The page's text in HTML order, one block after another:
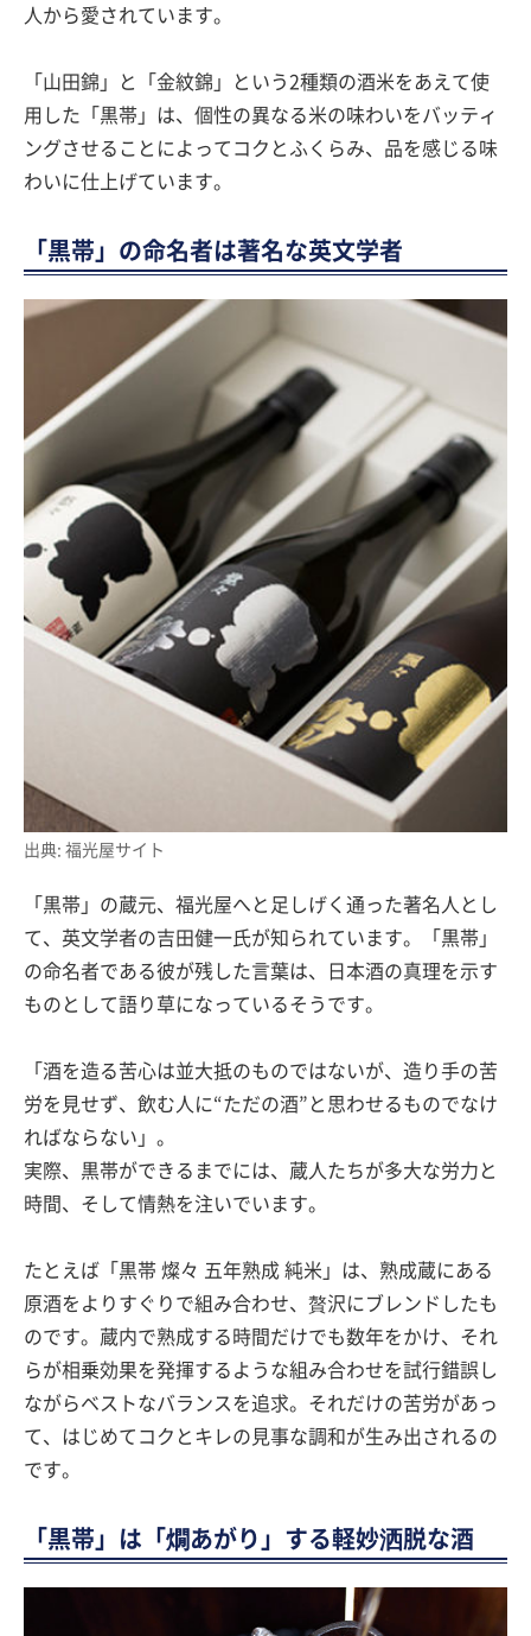
人から愛されています。
「山田錦」と「金紋錦」という2種類の酒米をあえて使
用した「黒帯」は、個性の異なる米の味わいをバッティ
ングさせることによってコクとふくらみ、品を感じる味
わいに仕上げています。
「黒帯」の命名者は著名な英文学者
出典: 福光屋サイト
「黒帯」の蔵元、福光屋へと足しげく通った著名人とし
て、英文学者の吉田健一氏が知られています。「黒帯」
の命名者である彼が残した言葉は、日本酒の真理を示す
ものとして語り草になっているそうです。
「酒を造る苦心は並大抵のものではないが、造り手の苦
労を見せず、飲む人に“ただの酒”と思わせるものでなけ
ればならない」。
実際、黒帯ができるまでには、蔵人たちが多大な労力と
時間、そして情熱を注いでいます。
たとえば「黒帯 燦々 五年熟成 純米」は、熟成蔵にある
原酒をよりすぐりで組み合わせ、贅沢にブレンドしたも
のです。蔵内で熟成する時間だけでも数年をかけ、それ
らが相乗効果を発揮するような組み合わせを試行錯誤し
ながらベストなバランスを追求。それだけの苦労があっ
て、はじめてコクとキレの見事な調和が生み出されるの
です。
「黒帯」は「燗あがり」する軽妙洒脱な酒